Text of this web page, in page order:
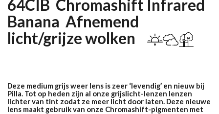
64CIB Chromashift Infrared
Banana Afnemend
licht/grijze wolken
Deze medium grijs weer lens is zeer ‘levendig’ en nieuw bij
Pilla. Tot op heden zijn al onze grijslicht-lenzen lenzen
lichter van tint zodat ze meer licht door laten. Deze nieuwe
lens maakt gebruik van onze Chromashift-pigmenten met